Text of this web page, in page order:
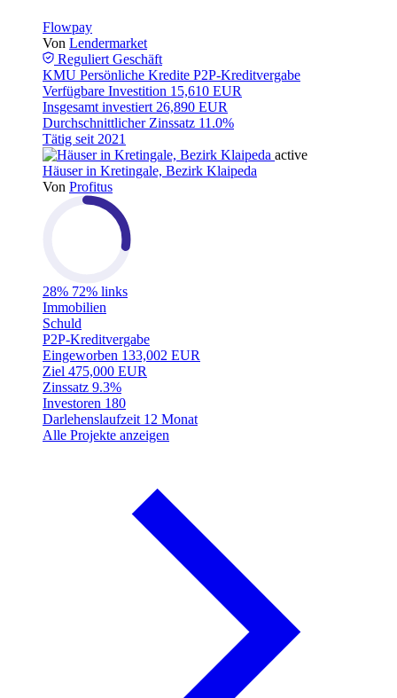
Flowpay
Von Lendermarket
Reguliert Geschäft
KMU Persönliche Kredite P2P-Kreditvergabe
Verfügbare Investition 15,610 EUR
Insgesamt investiert 26,890 EUR
Durchschnittlicher Zinssatz 11.0%
Tätig seit 2021
active
Häuser in Kretingale, Bezirk Klaipeda
Von Profitus
28% 72% links
Immobilien
Schuld
P2P-Kreditvergabe
Eingeworben 133,002 EUR
Ziel 475,000 EUR
Zinssatz 9.3%
Investoren 180
Darlehenslaufzeit 12 Monat
Alle Projekte anzeigen